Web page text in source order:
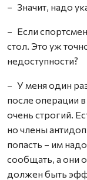
– Значит, надо
– Если
стол. Это уж
недоступности?
– У меня один
после операции
очень строгий.
но члены
попасть – им
сообщать, а они
должен быть